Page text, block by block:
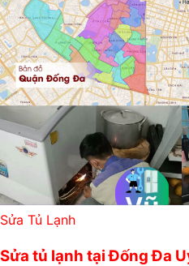
Sửa Tủ Lạnh
Sửa tủ lạnh tại Đống Đa